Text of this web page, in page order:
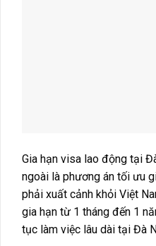
Gia hạn visa lao động tại
ngoài là phương án tối ưu
phải xuất cảnh khỏi Việt
gia hạn từ 1 tháng đến 1
tục làm việc lâu dài tại Đà